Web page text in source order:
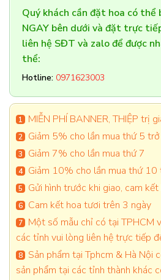
Quý khách cần đặt hoa có
NGAY bên dưới và đặt trực
liên hệ SĐT và zalo để được
thể:
Hotline: 0971623003
MIỄN PHÍ BANNER, THIỆP trị
Giảm 5% cho lần mua thứ 5 trở
Giảm 7% cho lần mua thứ 7
Giảm 10% cho lần mua thứ 10
Gửi hình trước khi giao, cam
Cam kết hoa tươi trên 3 ngày
Một số mẫu chỉ có tại TPHCM
các tỉnh vui lòng liên hệ trực tiếp
Sản phẩm tại Tphcm & Hà
sản phẩm tại các tỉnh thành